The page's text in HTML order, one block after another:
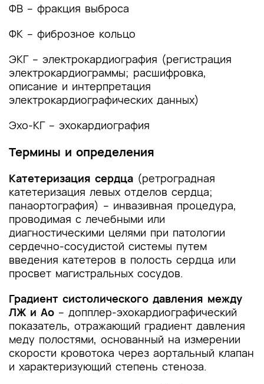
5. Профилактика и диспансерное наблюдение,
применению методов профилактики
6. Организация оказания медицинской помощи
7. Дополнительная информация (в том числе
факторы, влияющие на исход заболевания или
состояния)
Критерии оценки качества медицинской
Приложение А1. Состав рабочей группы по
разработке и пересмотру клинических
рекомендаций
Приложение А2. Методология разработки
клинических рекомендаций
включая соответствие показаний к
применению и противопоказаний, способов
применения и доз лекарственных препаратов,
инструкции по применению лекарственного
препарата
Приложение Б. Алгоритмы действий врача
ФВ – фракция выброса
ФК – фиброзное кольцо
ЭКГ – электрокардиография (регистрация
электрокардиограммы; расшифровка,
описание и интерпретация
электрокардиографических данных)
Эхо-КГ – эхокардиография
Термины и определения
Катетеризация сердца (ретроградная
катетеризация левых отделов сердца;
панаортография) – инвазивная процедура,
проводимая с лечебными или
диагностическими целями при патологии
сердечно-сосудистой системы путем
введения катетеров в полость сердца или
просвет магистральных сосудов.
Градиент систолического давления между
ЛЖ и Ао – допплер-эхокардиографический
показатель, отражающий градиент давления
меду полостями, основанный на измерении
скорости кровотока через аортальный клапан
и характеризующий степень стеноза.